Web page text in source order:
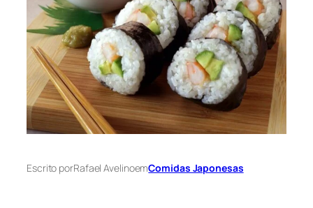
Escrito porRafael AvelinoemComidas Japonesas